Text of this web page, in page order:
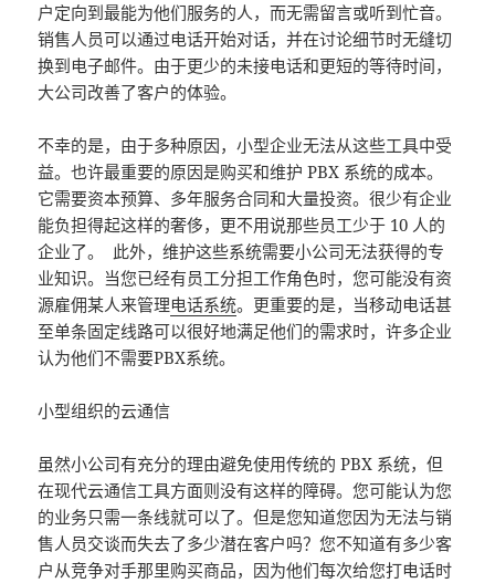
户定向到最能为他们服务的人，而无需留言或听到忙音。
销售人员可以通过电话开始对话，并在讨论细节时无缝切
换到电子邮件。由于更少的未接电话和更短的等待时间，
大公司改善了客户的体验。
不幸的是，由于多种原因，小型企业无法从这些工具中受
益。也许最重要的原因是购买和维护 PBX 系统的成本。
它需要资本预算、多年服务合同和大量投资。很少有企业
能负担得起这样的奢侈，更不用说那些员工少于 10 人的
企业了。 此外，维护这些系统需要小公司无法获得的专
业知识。当您已经有员工分担工作角色时，您可能没有资
源雇佣某人来管理电话系统。更重要的是，当移动电话甚
至单条固定线路可以很好地满足他们的需求时，许多企业
认为他们不需要PBX系统。
小型组织的云通信
虽然小公司有充分的理由避免使用传统的 PBX 系统，但
在现代云通信工具方面则没有这样的障碍。您可能认为您
的业务只需一条线就可以了。但是您知道您因为无法与销
售人员交谈而失去了多少潜在客户吗？您不知道有多少客
户从竞争对手那里购买商品，因为他们每次给您打电话时